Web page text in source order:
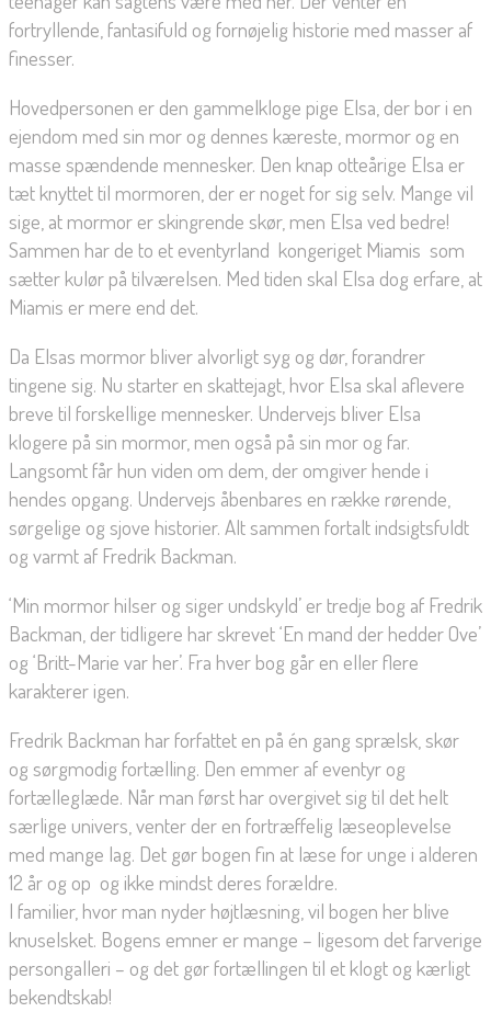
fortryllende, fantasifuld og fornøjelig historie med masser af
finesser.
Hovedpersonen er den gammelkloge pige Elsa, der bor i en
ejendom med sin mor og dennes kæreste, mormor og en
masse spændende mennesker. Den knap otteårige Elsa er
tæt knyttet til mormoren, der er noget for sig selv. Mange vil
sige, at mormor er skingrende skør, men Elsa ved bedre!
Sammen har de to et eventyrland  kongeriget Miamis  som
sætter kulør på tilværelsen. Med tiden skal Elsa dog erfare, at
Miamis er mere end det.
Da Elsas mormor bliver alvorligt syg og dør, forandrer
tingene sig. Nu starter en skattejagt, hvor Elsa skal aflevere
breve til forskellige mennesker. Undervejs bliver Elsa
klogere på sin mormor, men også på sin mor og far.
Langsomt får hun viden om dem, der omgiver hende i
hendes opgang. Undervejs åbenbares en række rørende,
sørgelige og sjove historier. Alt sammen fortalt indsigtsfuldt
og varmt af Fredrik Backman.
‘Min mormor hilser og siger undskyld’ er tredje bog af Fredrik
Backman, der tidligere har skrevet ‘En mand der hedder Ove’
og ‘Britt-Marie var her’. Fra hver bog går en eller flere
karakterer igen.
Fredrik Backman har forfattet en på én gang sprælsk, skør
og sørgmodig fortælling. Den emmer af eventyr og
fortælleglæde. Når man først har overgivet sig til det helt
særlige univers, venter der en fortræffelig læseoplevelse
med mange lag. Det gør bogen fin at læse for unge i alderen
12 år og op  og ikke mindst deres forældre.
I familier, hvor man nyder højtlæsning, vil bogen her blive
knuselsket. Bogens emner er mange – ligesom det farverige
persongalleri – og det gør fortællingen til et klogt og kærligt
bekendtskab!